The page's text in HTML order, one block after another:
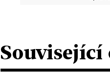
Související